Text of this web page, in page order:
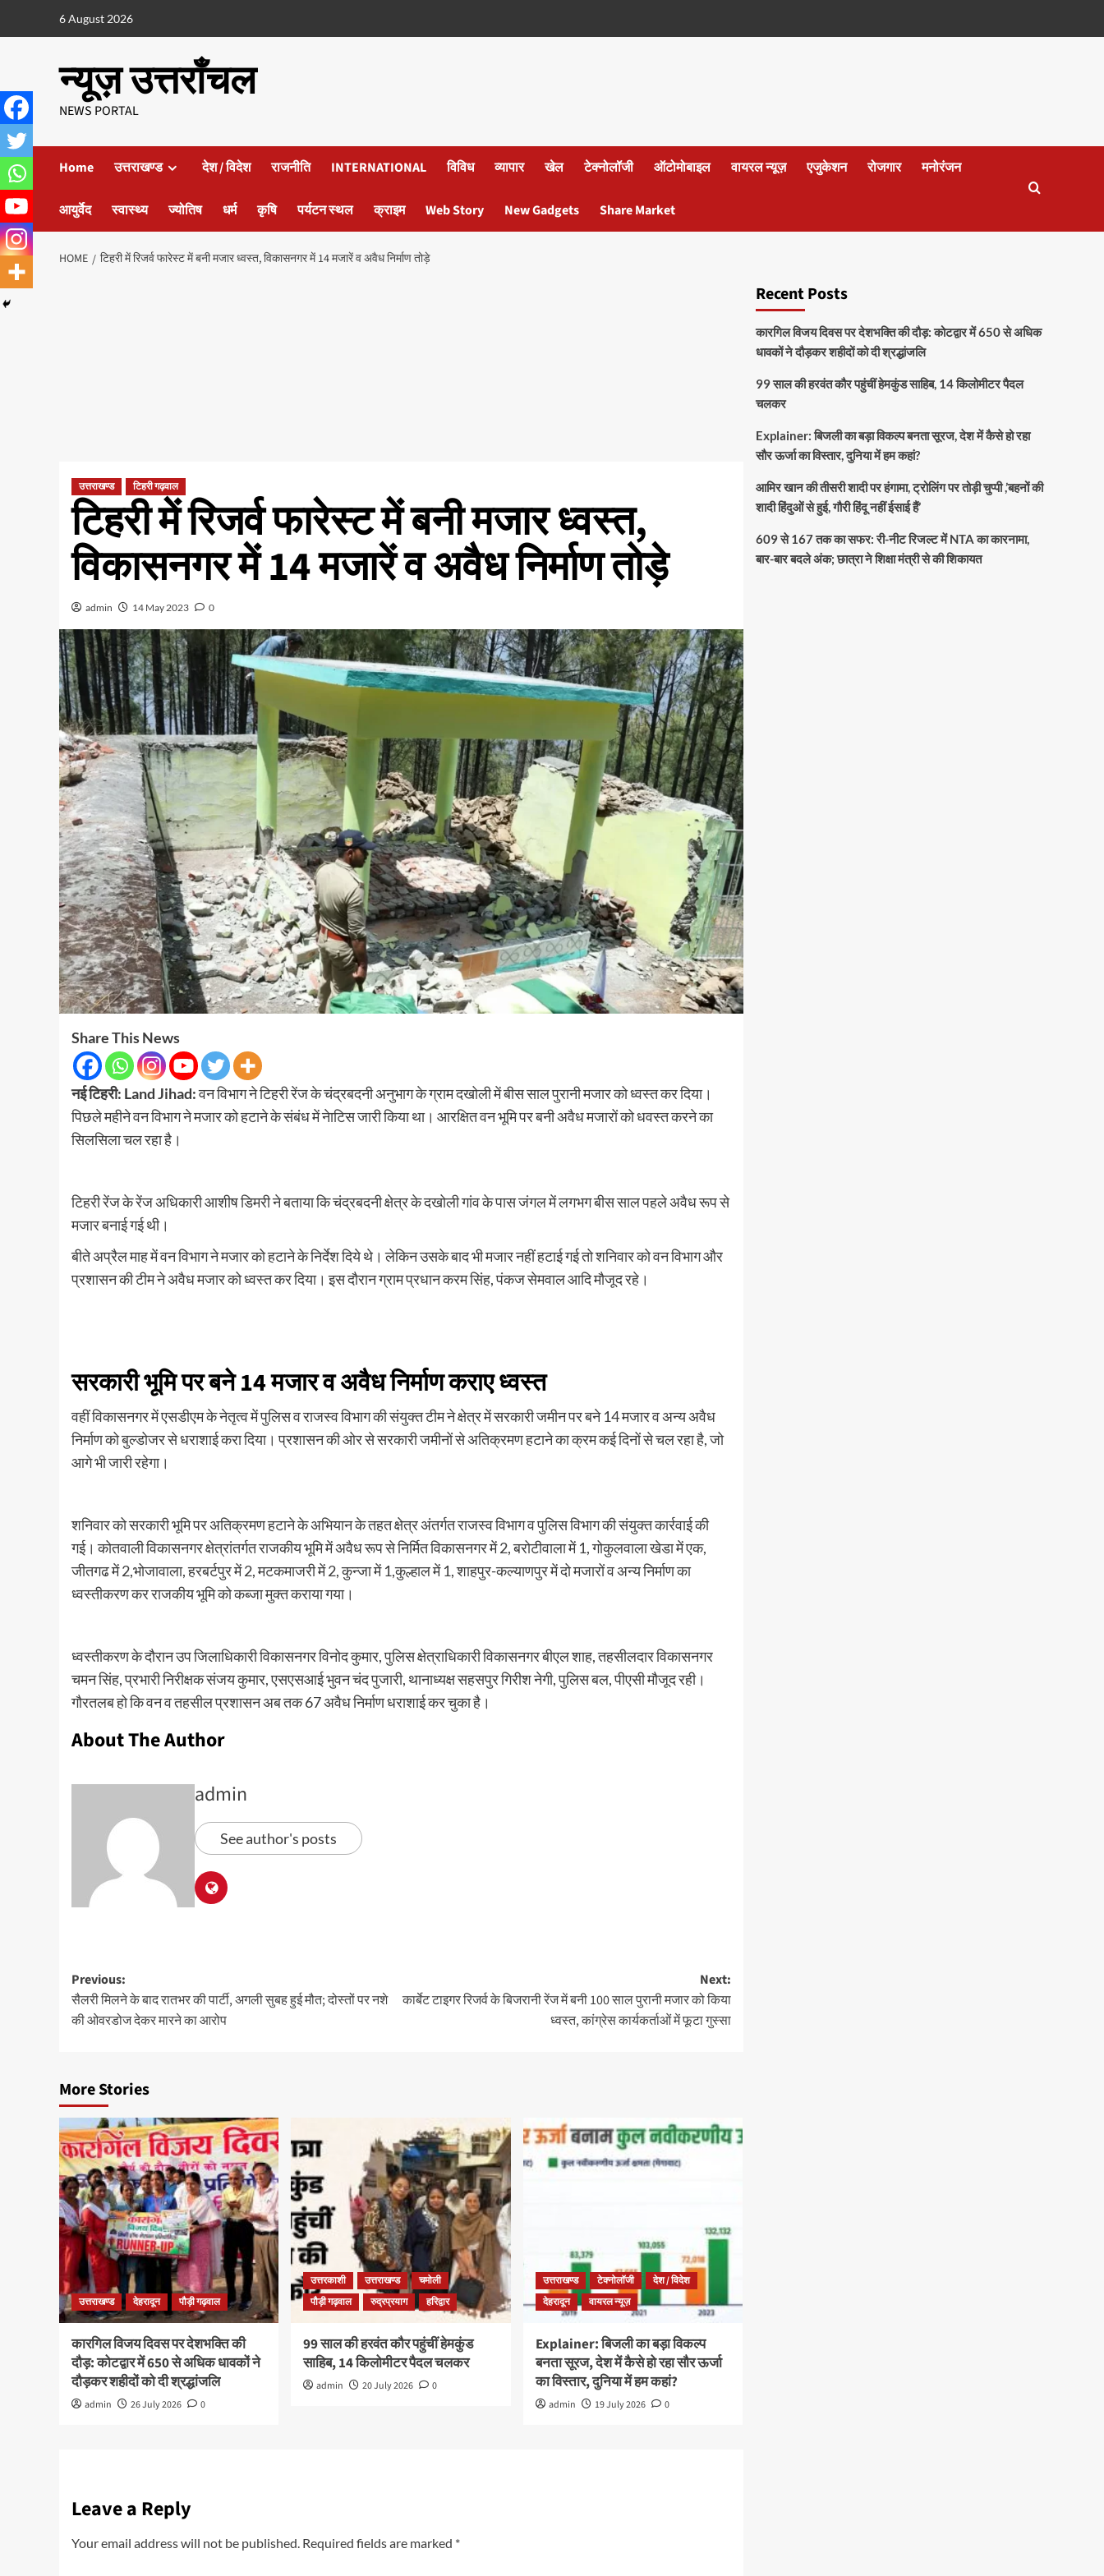
6 August 2026
न्यूज़ उत्तराँचल
NEWS PORTAL
Home उत्तराखण्ड देश / विदेश राजनीति INTERNATIONAL विविध व्यापार खेल टेक्नोलॉजी ऑटोमोबाइल वायरल न्यूज़ एजुकेशन रोजगार मनोरंजन
आयुर्वेद स्वास्थ्य ज्योतिष धर्म कृषि पर्यटन स्थल क्राइम Web Story New Gadgets Share Market
HOME टिहरी में रिजर्व फारेस्ट में बनी मजार ध्वस्त, विकासनगर में 14 मजारें व अवैध निर्माण तोड़े
उत्तराखण्ड टिहरी गढ़वाल
टिहरी में रिजर्व फारेस्ट में बनी मजार ध्वस्त,
विकासनगर में 14 मजारें व अवैध निर्माण तोड़े
admin 14 May 2023 0
Share This News
नई टिहरी: Land Jihad:वन विभाग ने टिहरी रेंज के चंद्रबदनी अनुभाग के ग्राम दखोली में बीस साल पुरानी मजार को ध्वस्त कर दिया।
पिछले महीने वन विभाग ने मजार को हटाने के संबंध में नेाटिस जारी किया था। आरक्षित वन भूमि पर बनी अवैध मजारों को धवस्त करने का
सिलसिला चल रहा है।
टिहरी रेंज के रेंज अधिकारी आशीष डिमरी ने बताया कि चंद्रबदनी क्षेत्र के दखोली गांव के पास जंगल में लगभग बीस साल पहले अवैध रूप से
मजार बनाई गई थी।
बीते अप्रैल माह में वन विभाग ने मजार को हटाने के निर्देश दिये थे। लेकिन उसके बाद भी मजार नहीं हटाई गई तो शनिवार को वन विभाग और
प्रशासन की टीम ने अवैध मजार को ध्वस्त कर दिया। इस दौरान ग्राम प्रधान करम सिंह, पंकज सेमवाल आदि मौजूद रहे।
सरकारी भूमि पर बने 14 मजार व अवैध निर्माण कराए ध्वस्त
वहीं विकासनगर में एसडीएम के नेतृत्व में पुलिस व राजस्व विभाग की संयुक्त टीम ने क्षेत्र में सरकारी जमीन पर बने 14 मजार व अन्य अवैध
निर्माण को बुल्डोजर से धराशाई करा दिया। प्रशासन की ओर से सरकारी जमीनों से अतिक्रमण हटाने का क्रम कई दिनों से चल रहा है, जो
आगे भी जारी रहेगा।
शनिवार को सरकारी भूमि पर अतिक्रमण हटाने के अभियान के तहत क्षेत्र अंतर्गत राजस्व विभाग व पुलिस विभाग की संयुक्त कार्रवाई की
गई। कोतवाली विकासनगर क्षेत्रांतर्गत राजकीय भूमि में अवैध रूप से निर्मित विकासनगर में 2, बरोटीवाला में 1, गोकुलवाला खेडा में एक,
जीतगढ में 2,भोजावाला, हरबर्टपुर में 2, मटकमाजरी में 2, कुन्जा में 1,कुल्हाल में 1, शाहपुर-कल्याणपुर में दो मजारों व अन्य निर्माण का
ध्वस्तीकरण कर राजकीय भूमि को कब्जा मुक्त कराया गया।
ध्वस्तीकरण के दौरान उप जिलाधिकारी विकासनगर विनोद कुमार, पुलिस क्षेत्राधिकारी विकासनगर बीएल शाह, तहसीलदार विकासनगर
चमन सिंह, प्रभारी निरीक्षक संजय कुमार, एसएसआई भुवन चंद पुजारी, थानाध्यक्ष सहसपुर गिरीश नेगी, पुलिस बल, पीएसी मौजूद रही।
गौरतलब हो कि वन व तहसील प्रशासन अब तक 67 अवैध निर्माण धराशाई कर चुका है।
About The Author
admin
See author's posts
Previous:
सैलरी मिलने के बाद रातभर की पार्टी, अगली सुबह हुई मौत; दोस्तों पर नशे
की ओवरडोज देकर मारने का आरोप
Next:
कार्बेट टाइगर रिजर्व के बिजरानी रेंज में बनी 100 साल पुरानी मजार को किया
ध्वस्त, कांग्रेस कार्यकर्ताओं में फूटा गुस्सा
More Stories
उत्तराखण्ड देहरादून पौड़ी गढ़वाल
कारगिल विजय दिवस पर देशभक्ति की
दौड़: कोटद्वार में 650 से अधिक धावकों ने
दौड़कर शहीदों को दी श्रद्धांजलि
admin 26 July 2026 0
उत्तरकाशी उत्तराखण्ड
चमोली
पौड़ी गढ़वाल
रुद्रप्रयाग हरिद्वार
99 साल की हरवंत कौर पहुंचीं हेमकुंड
साहिब, 14 किलोमीटर पैदल चलकर
admin 20 July 2026 0
उत्तराखण्ड टेक्नोलॉजी
देश / विदेश
देहरादून
वायरल न्यूज़
Explainer: बिजली का बड़ा विकल्प
बनता सूरज, देश में कैसे हो रहा सौर ऊर्जा
का विस्तार, दुनिया में हम कहां?
admin 19 July 2026 0
Leave a Reply
Your email address will not be published. Required fields are marked *
Recent Posts
कारगिल विजय दिवस पर देशभक्ति की दौड़: कोटद्वार में 650 से अधिक
धावकों ने दौड़कर शहीदों को दी श्रद्धांजलि
99 साल की हरवंत कौर पहुंचीं हेमकुंड साहिब, 14 किलोमीटर पैदल
चलकर
Explainer: बिजली का बड़ा विकल्प बनता सूरज, देश में कैसे हो रहा
सौर ऊर्जा का विस्तार, दुनिया में हम कहां?
आमिर खान की तीसरी शादी पर हंगामा, ट्रोलिंग पर तोड़ी चुप्पी ,’बहनों की
शादी हिंदुओं से हुई, गौरी हिंदू नहीं ईसाई हैं’
609 से 167 तक का सफर: री-नीट रिजल्ट में NTA का कारनामा,
बार-बार बदले अंक; छात्रा ने शिक्षा मंत्री से की शिकायत